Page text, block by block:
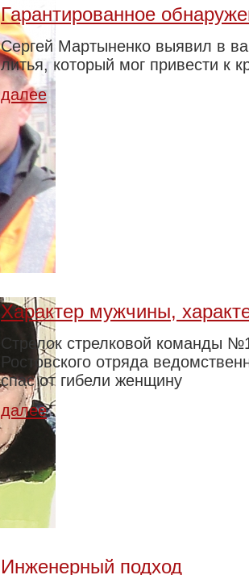
Гарантированное
Сергей Мартыненко выявил в
литья, который мог привести к
далее
Характер мужчины,
Стрелок стрелковой команды
Ростовского отряда
спас от гибели женщину
далее
Инженерный подход